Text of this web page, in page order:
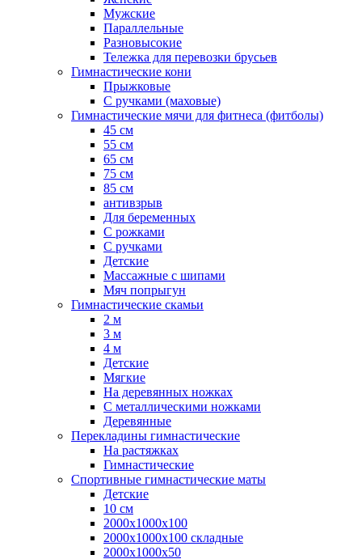
Мужские
Параллельные
Разновысокие
Тележка для перевозки брусьев
Гимнастические кони
Прыжковые
С ручками (маховые)
Гимнастические мячи для фитнеса (фитболы)
45 см
55 см
65 см
75 см
85 см
антивзрыв
Для беременных
С рожками
С ручками
Детские
Массажные с шипами
Мяч попрыгун
Гимнастические скамьи
2 м
3 м
4 м
Детские
Мягкие
На деревянных ножках
С металлическими ножками
Деревянные
Перекладины гимнастические
На растяжках
Гимнастические
Спортивные гимнастические маты
Детские
10 см
2000х1000х100
2000х1000х100 складные
2000х1000х50